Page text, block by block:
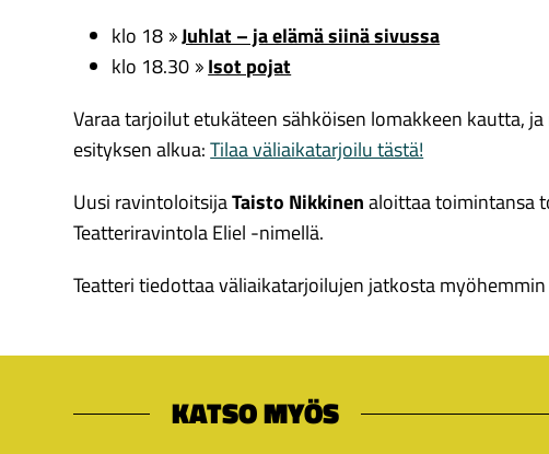
klo 18
Juhlat – ja elämä siinä sivussa
klo 18.30
Isot pojat
Varaa tarjoilut etukäteen sähköisen lomakkeen kautta,
esityksen alkua:Tilaa väliaikatarjoilu tästä!
Uusi ravintoloitsijaTaisto Nikkinenaloittaa toimintansa
Teatteriravintola Eliel -nimellä.
Teatteri tiedottaa väliaikatarjoilujen jatkosta myöhemmin
KATSO MYÖS